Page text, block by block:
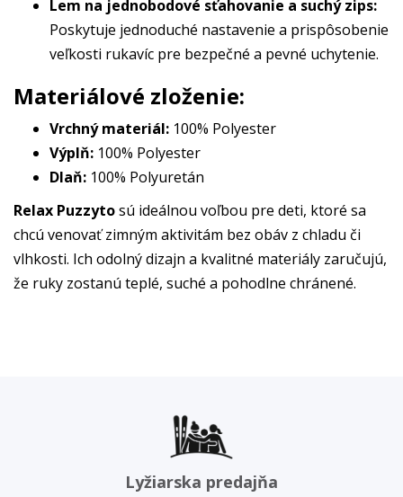
Lem na jednobodové sťahovanie a suchý zips:
Poskytuje jednoduché nastavenie a prispôsobenie
veľkosti rukavíc pre bezpečné a pevné uchytenie.
Materiálové zloženie:
Vrchný materiál: 100% Polyester
Výplň: 100% Polyester
Dlaň: 100% Polyuretán
Relax Puzzytosú ideálnou voľbou pre deti, ktoré sa
chcú venovať zimným aktivitám bez obáv z chladu či
vlhkosti. Ich odolný dizajn a kvalitné materiály zaručujú,
že ruky zostanú teplé, suché a pohodlne chránené.
Lyžiarska predajňa